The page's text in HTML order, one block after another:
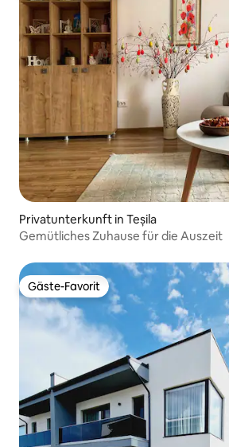
Privatunterkunft in Teșila
Gemütliches Zuhause für die Auszeit
Gäste-Favorit
Gäste-Favorit